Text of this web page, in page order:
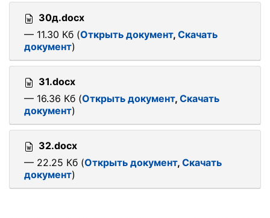
30д.docx
— 11.30 Кб (Открыть документ, Скачать
документ)
31.docx
— 16.36 Кб (Открыть документ, Скачать
документ)
32.docx
— 22.25 Кб (Открыть документ, Скачать
документ)